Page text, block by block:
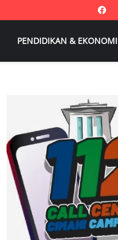
PENDIDIKAN & EKONOMI